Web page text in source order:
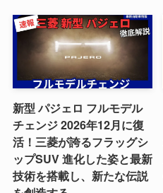
新型 パジェロ フルモデル
チェンジ 2026年12月に復
活！三菱が誇るフラッグシ
ップSUV 進化した姿と最新
技術を搭載し、新たな伝説